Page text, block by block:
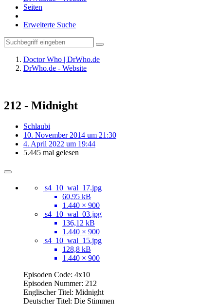
Seiten
Erweiterte Suche
Doctor Who | DrWho.de
DrWho.de - Website
212 - Midnight
Schlaubi
10. November 2014 um 21:30
4. April 2022 um 19:44
5.445 mal gelesen
s4_10_wal_17.jpg
60,95 kB
1.440 × 900
s4_10_wal_03.jpg
136,12 kB
1.440 × 900
s4_10_wal_15.jpg
128,8 kB
1.440 × 900
Episoden Code: 4x10
Episoden Nummer: 212
Englischer Titel: Midnight
Deutscher Titel: Die Stimmen